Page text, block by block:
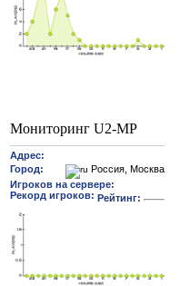
Мониторинг U2-MP